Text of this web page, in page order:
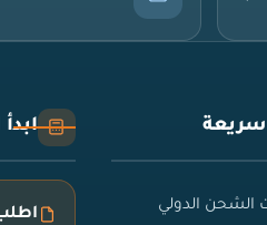
سريعة
الشحن الدولي
ابدأ